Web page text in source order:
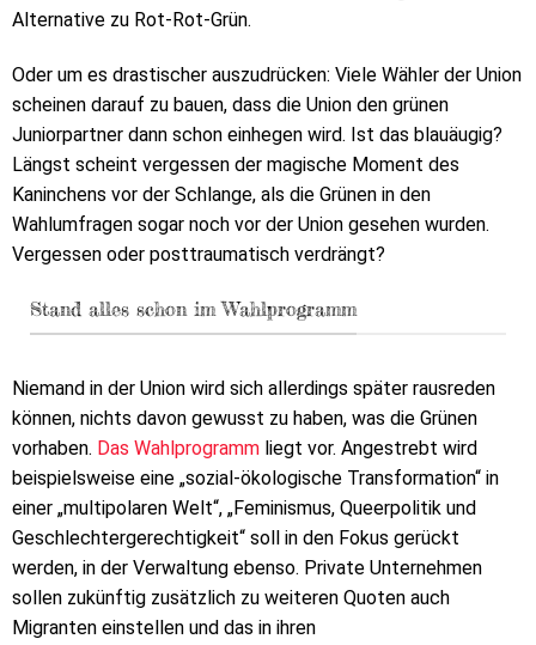
Alternative zu Rot-Rot-Grün.
Oder um es drastischer auszudrücken: Viele Wähler der Union
scheinen darauf zu bauen, dass die Union den grünen
Juniorpartner dann schon einhegen wird. Ist das blauäugig?
Längst scheint vergessen der magische Moment des
Kaninchens vor der Schlange, als die Grünen in den
Wahlumfragen sogar noch vor der Union gesehen wurden.
Vergessen oder posttraumatisch verdrängt?
Stand alles schon im Wahlprogramm
Niemand in der Union wird sich allerdings später rausreden
können, nichts davon gewusst zu haben, was die Grünen
vorhaben. Das Wahlprogramm liegt vor. Angestrebt wird
beispielsweise eine „sozial-ökologische Transformation“ in
einer „multipolaren Welt“, „Feminismus, Queerpolitik und
Geschlechtergerechtigkeit“ soll in den Fokus gerückt
werden, in der Verwaltung ebenso. Private Unternehmen
sollen zukünftig zusätzlich zu weiteren Quoten auch
Migranten einstellen und das in ihren